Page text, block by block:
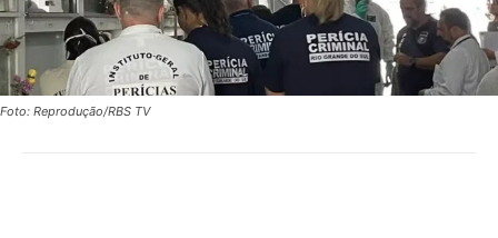
Foto: Reprodução/RBS TV